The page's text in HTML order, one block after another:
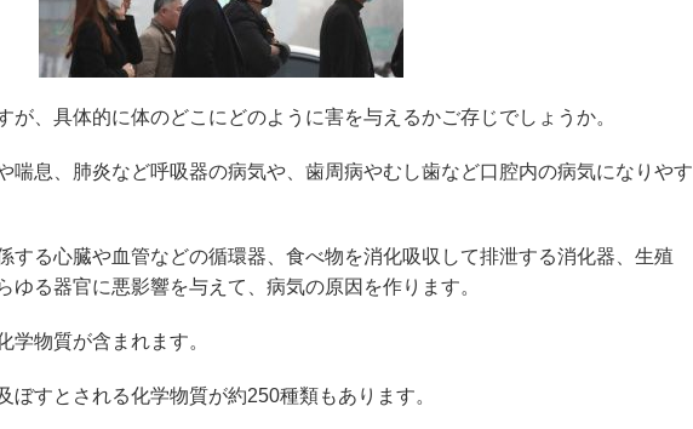
が、具体的に体のどこにどのように害を与えるかご存じでしょうか。
喘息、肺炎など呼吸器の病気や、歯周病やむし歯など口腔内の病気になりやす
する心臓や血管などの循環器、食べ物を消化吸収して排泄する消化器、生殖
ゆる器官に悪影響を与えて、病気の原因を作ります。
学物質が含まれます。
ぼすとされる化学物質が約250種類もあります。